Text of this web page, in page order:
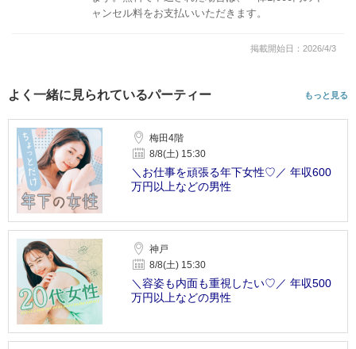
ャンセル料をお支払いいただきます。
掲載開始日：2026/4/3
よく一緒に見られているパーティー もっと見る
梅田4階
8/8(土) 15:30
＼お仕事を頑張る年下女性♡／ 年収600
万円以上などの男性
神戸
8/8(土) 15:30
＼容姿も内面も重視したい♡／ 年収500
万円以上などの男性